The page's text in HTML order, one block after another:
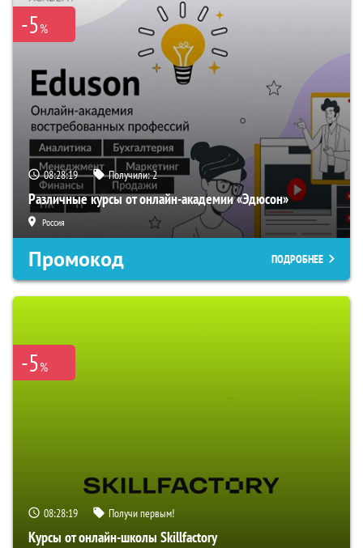
-5%
08:28:18 Получили:2
Различные курсы от онлайн-академии «Эдюсон»
Россия
Промокод ПОДРОБНЕЕ
-5%
08:28:18 Получи первым!
Курсы от онлайн-школы Skillfactory